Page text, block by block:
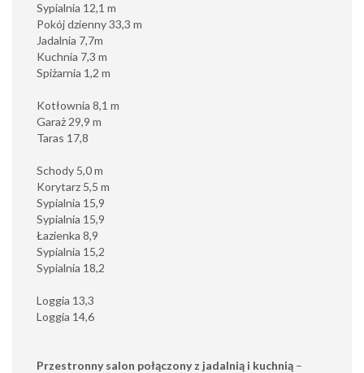
Sypialnia 12,1 m
Pokój dzienny 33,3 m
Jadalnia 7,7m
Kuchnia 7,3 m
Spiżarnia 1,2 m
Kotłownia 8,1 m
Garaż 29,9 m
Taras 17,8
Schody 5,0 m
Korytarz 5,5 m
Sypialnia 15,9
Sypialnia 15,9
Łazienka 8,9
Sypialnia 15,2
Sypialnia 18,2
Loggia 13,3
Loggia 14,6
Przestronny salon połączony z jadalnią i kuchnią –